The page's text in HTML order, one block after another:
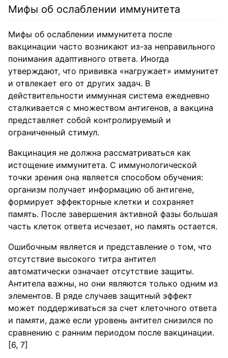
Мифы об ослаблении иммунитета
Мифы об ослаблении иммунитета после
вакцинации часто возникают из-за неправильного
понимания адаптивного ответа. Иногда
утверждают, что прививка «нагружает» иммунитет
и отвлекает его от других задач. В
действительности иммунная система ежедневно
сталкивается с множеством антигенов, а вакцина
представляет собой контролируемый и
ограниченный стимул.
Вакцинация не должна рассматриваться как
истощение иммунитета. С иммунологической
точки зрения она является способом обучения:
организм получает информацию об антигене,
формирует эффекторные клетки и сохраняет
память. После завершения активной фазы большая
часть клеток ответа исчезает, но память остается.
Ошибочным является и представление о том, что
отсутствие высокого титра антител
автоматически означает отсутствие защиты.
Антитела важны, но они являются только одним из
элементов. В ряде случаев защитный эффект
может поддерживаться за счет клеточного ответа
и памяти, даже если уровень антител снизился по
сравнению с ранним периодом после вакцинации.
[6, 7]